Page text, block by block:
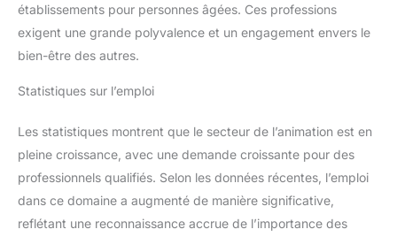
établissements pour personnes âgées. Ces professions
exigent une grande polyvalence et un engagement envers le
bien-être des autres.
Statistiques sur l’emploi
Les statistiques montrent que le secteur de l’animation est en
pleine croissance, avec une demande croissante pour des
professionnels qualifiés. Selon les données récentes, l’emploi
dans ce domaine a augmenté de manière significative,
reflétant une reconnaissance accrue de l’importance des